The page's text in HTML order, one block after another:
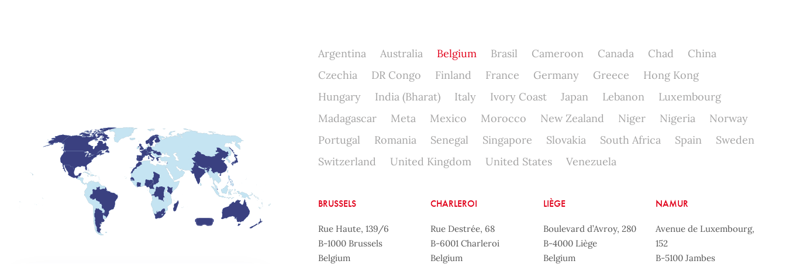
Argentina Australia Belgium Brasil Cameroon Canada Chad
China
Czechia
DR Congo Finland France Germany Greece
Hong Kong
Hungary
India (Bharat) Italy Ivory Coast Japan Lebanon
Luxembourg
Madagascar
Meta Mexico Morocco New Zealand Niger Nigeria
Norway
Portugal
Romania Senegal Singapore Slovakia South Africa Spain
Sweden
Switzerland
United Kingdom United States Venezuela
BRUSSELS
Rue Haute, 139/6
B-1000 Brussels
Belgium
CHARLEROI
Rue Destrée, 68
B-6001 Charleroi
Belgium
LIÈGE
Boulevard d’Avroy, 280
B-4000 Liège
Belgium
NAMUR
Avenue de Luxembourg,
152
B-5100 Jambes